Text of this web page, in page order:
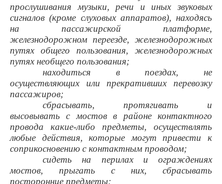
прослушивания музыки, речи и иных звуковых
сигналов (кроме слуховых аппаратов), находясь
на пассажирской платформе,
железнодорожном переезде, железнодорожных
путях общего пользования, железнодорожных
путях необщего пользования;
находиться в поездах, не
осуществляющих или прекративших перевозку
пассажиров;
сбрасывать, протягивать и
высовывать с мостов в районе контактного
провода какие-либо предметы, осуществлять
любые действия, которые могут привести к
соприкосновению с контактным проводом;
сидеть на перилах и ограждениях
мостов, прыгать с них, сбрасывать
посторонние предметы;